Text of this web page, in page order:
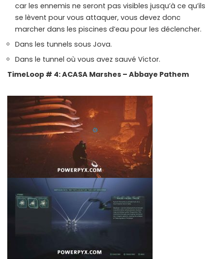
car les ennemis ne seront pas visibles jusqu’à ce qu’ils
se lèvent pour vous attaquer, vous devez donc
marcher dans les piscines d’eau pour les déclencher.
Dans les tunnels sous Jova.
Dans le tunnel où vous avez sauvé Victor.
TimeLoop # 4: ACASA Marshes – Abbaye Pathem